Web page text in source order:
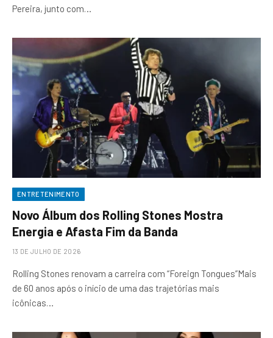
Pereira, junto com…
ENTRETENIMENTO
Novo Álbum dos Rolling Stones Mostra
Energia e Afasta Fim da Banda
13 DE JULHO DE 2026
Rolling Stones renovam a carreira com “Foreign Tongues”Mais
de 60 anos após o início de uma das trajetórias mais
icônicas…